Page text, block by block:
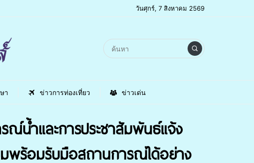
วันศุกร์, 7 สิงหาคม 2569
า ข่าวการท่องเที่ยว ข่าวเด่น
ณ์น้ำและการประชาสัมพันธ์แจ้ง
พร้อมรับมือสถานการณ์ได้อย่าง